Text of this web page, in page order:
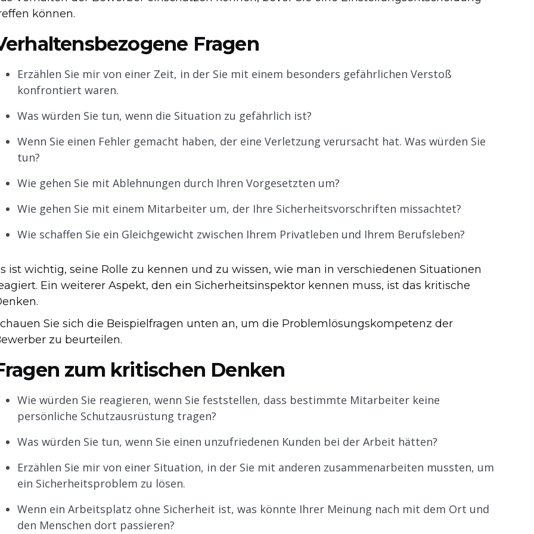
können.
Fragen
Erzählen Sie mir von einer Zeit, in der Sie mit einem besonders gefährlichen Verstoß
konfrontiert waren.
Was würden Sie tun, wenn die Situation zu gefährlich ist?
Wenn Sie einen Fehler gemacht haben, der eine Verletzung verursacht hat. Was würden Sie
tun?
Wie gehen Sie mit Ablehnungen durch Ihren Vorgesetzten um?
Wie gehen Sie mit einem Mitarbeiter um, der Ihre Sicherheitsvorschriften missachtet?
Wie schaffen Sie ein Gleichgewicht zwischen Ihrem Privatleben und Ihrem Berufsleben?
ist wichtig, seine Rolle zu kennen und zu wissen, wie man in verschiedenen Situationen
Ein weiterer Aspekt, den ein Sicherheitsinspektor kennen muss, ist das kritische
Sie sich die Beispielfragen unten an, um die Problemlösungskompetenz der
zu beurteilen.
zum kritischen Denken
Wie würden Sie reagieren, wenn Sie feststellen, dass bestimmte Mitarbeiter keine
persönliche Schutzausrüstung tragen?
Was würden Sie tun, wenn Sie einen unzufriedenen Kunden bei der Arbeit hätten?
Erzählen Sie mir von einer Situation, in der Sie mit anderen zusammenarbeiten mussten, um
ein Sicherheitsproblem zu lösen.
Wenn ein Arbeitsplatz ohne Sicherheit ist, was könnte Ihrer Meinung nach mit dem Ort und
den Menschen dort passieren?